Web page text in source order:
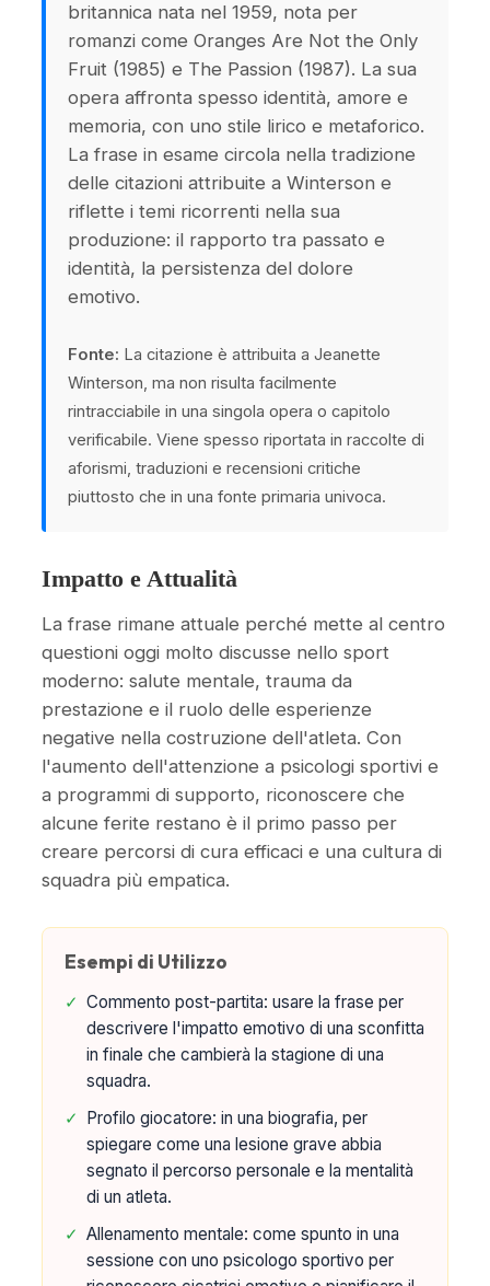
britannica nata nel 1959, nota per
romanzi come Oranges Are Not the Only
Fruit (1985) e The Passion (1987). La sua
opera affronta spesso identità, amore e
memoria, con uno stile lirico e metaforico.
La frase in esame circola nella tradizione
delle citazioni attribuite a Winterson e
riflette i temi ricorrenti nella sua
produzione: il rapporto tra passato e
identità, la persistenza del dolore
emotivo.
Fonte: La citazione è attribuita a Jeanette
Winterson, ma non risulta facilmente
rintracciabile in una singola opera o capitolo
verificabile. Viene spesso riportata in raccolte di
aforismi, traduzioni e recensioni critiche
piuttosto che in una fonte primaria univoca.
Impatto e Attualità
La frase rimane attuale perché mette al centro
questioni oggi molto discusse nello sport
moderno: salute mentale, trauma da
prestazione e il ruolo delle esperienze
negative nella costruzione dell'atleta. Con
l'aumento dell'attenzione a psicologi sportivi e
a programmi di supporto, riconoscere che
alcune ferite restano è il primo passo per
creare percorsi di cura efficaci e una cultura di
squadra più empatica.
Esempi di Utilizzo
✓ Commento post-partita: usare la frase per
descrivere l'impatto emotivo di una sconfitta
in finale che cambierà la stagione di una
squadra.
✓ Profilo giocatore: in una biografia, per
spiegare come una lesione grave abbia
segnato il percorso personale e la mentalità
di un atleta.
✓ Allenamento mentale: come spunto in una
sessione con uno psicologo sportivo per